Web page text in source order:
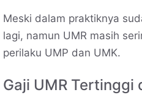
Meski dalam praktiknya
lagi, namun UMR masih
perilaku UMP dan UMK.
Gaji UMR Tertinggi